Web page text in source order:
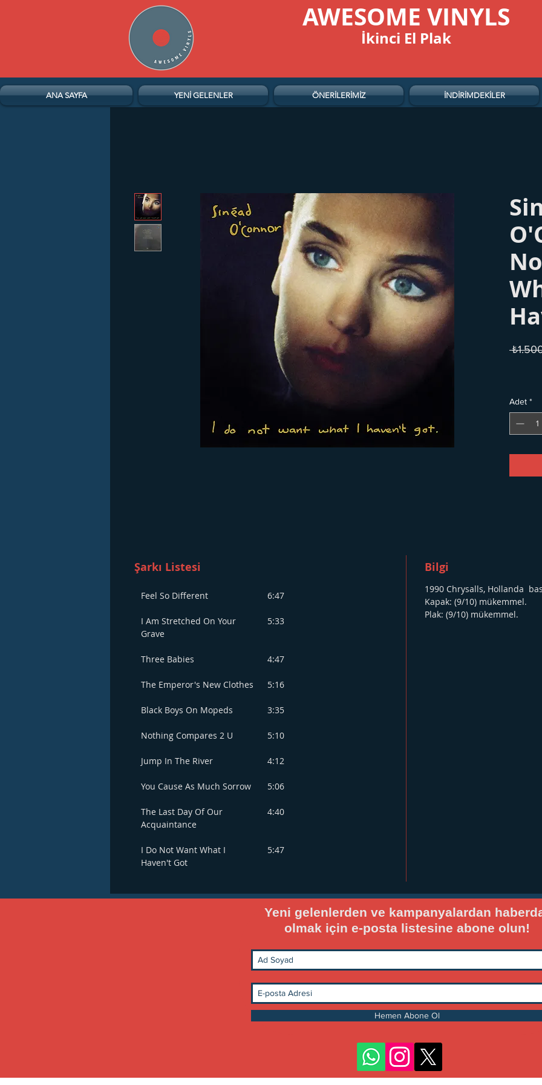
AWESOME VINYLS
İkinci El Plak
ANA SAYFA YENİ GELENLER ÖNERİLERİMİZ İNDİRİMDEKİLER
Adet *
Şarkı Listesi
Feel So Different 6:47
I Am Stretched On Your
Grave
5:33
Three Babies 4:47
The Emperor's New Clothes 5:16
Black Boys On Mopeds 3:35
Nothing Compares 2 U 5:10
Jump In The River 4:12
You Cause As Much Sorrow 5:06
The Last Day Of Our
Acquaintance
4:40
I Do Not Want What I
Haven't Got
5:47
Bilgi
1990 Chrysalls, Hollanda
Kapak: (9/10) mükemmel.
Plak: (9/10) mükemmel.
Yeni gelenlerden ve kampanyalardan
olmak için e-posta listesine abone olun!
Hemen Abone Ol